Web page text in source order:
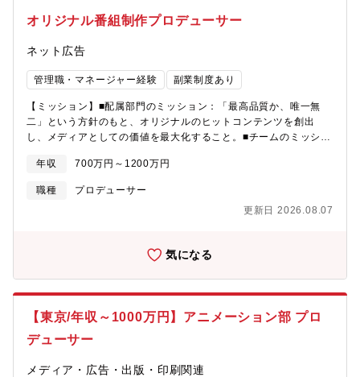
ートナーとの連携と構築■体験の成果指標(体験人数・共有・参加
率など)の設計【ポジションの魅力】■国内トップ企業やプロダク
トのブランディングに携わる事ができる■従来の広告とは異なる体
験から社会と関わる新しい挑戦■様々な分野のクリエイター／ビジ
ネスパーソンと協業できる環境■裁量権を活かしたスピード感ある
事業運営【募集背景】インターネット広告業界トップクラスのサ
イバーエージェントの広告部門のクリエイティブ新規事業部署発
足に伴う採用です。さらなる事業成長を目指し、「イマーシブク
リエイティブセンター」の新たな仲間を募集しています。【サイ
と技術■国内TOP5のAI技術の研究・開発力■300名を超える技術者
会社を創る」をビジョンに掲げる、インターネット総合サービス
企業。広告代理事業、「Ameba」をはじめとするメディア事業、
っております。【インターネット広告事業本部について】1998年
技術を駆使したクリエイティブ制作、新たにDX事業にも参入、各
業界の大手企業との協業を拡大しDX推進に取り組んでいます。
オリジナル番組制作プロデューサー
ネット広告
管理職・マネージャー経験 副業制度あり
【ミッション】■配属部門のミッション：「最高品質か、唯一無
二」という方針のもと、オリジナルのヒットコンテンツを創出
し、メディアとしての価値を最大化すること。■チームのミッショ
し、視聴者の心を掴む独創的な番組制作を完遂すること。【具体
的な業務内容】入社後まずは、プロデューサーとして担当番組の
成立を確実に実行していただきます。【具体的な業務内容】■番組
の企画開発および品質の研磨■製造ライン（制作スタッフ・機材
年収 700万円～1200万円
職種
プロデューサー
更新日 2026.08.07
気になる
【東京/年収～1000万円】アニメーション部 プロ
デューサー
メディア・広告・出版・印刷関連